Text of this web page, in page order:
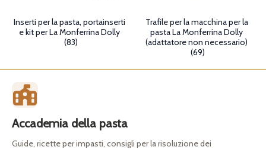
Inserti per la pasta, portainserti
e kit per La Monferrina Dolly
(83)
Trafile per la macchina per la
pasta La Monferrina Dolly
(adattatore non necessario)
(69)
Accademia della pasta
Guide, ricette per impasti, consigli per la risoluzione dei